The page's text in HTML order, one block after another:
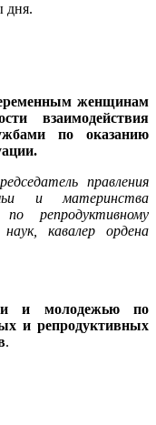
дня.
женщинам
взаимодействия
по оказанию
правления
и материнства
по репродуктивному
кавалер ордена
и молодежью по
и репродуктивных
.